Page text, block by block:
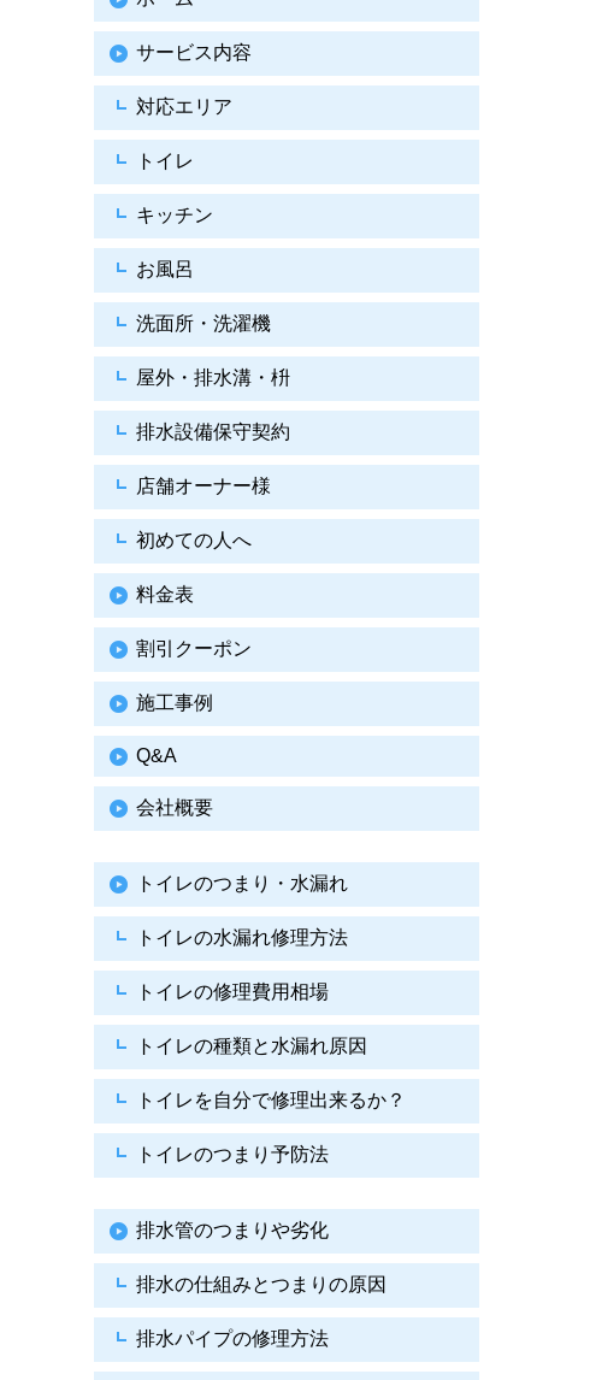
サービス内容
対応エリア
トイレ
キッチン
お風呂
洗面所・洗濯機
屋外・排水溝・枡
排水設備保守契約
店舗オーナー様
初めての人へ
料金表
割引クーポン
施工事例
Q&A
会社概要
トイレのつまり・水漏れ
トイレの水漏れ修理方法
トイレの修理費用相場
トイレの種類と水漏れ原因
トイレを自分で修理出来るか？
トイレのつまり予防法
排水管のつまりや劣化
排水の仕組みとつまりの原因
排水パイプの修理方法